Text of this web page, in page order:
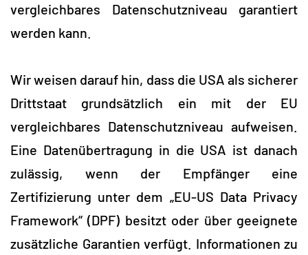
vergleichbares Datenschutzniveau garantiert
werden kann.
Wir weisen darauf hin, dass die USA als sicherer
Drittstaat grundsätzlich ein mit der EU
vergleichbares Datenschutzniveau aufweisen.
Eine Datenübertragung in die USA ist danach
zulässig, wenn der Empfänger eine
Zertifizierung unter dem „EU-US Data Privacy
Framework“ (DPF) besitzt oder über geeignete
zusätzliche Garantien verfügt. Informationen zu